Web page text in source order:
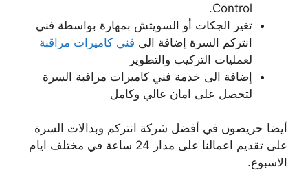
Control.
تغير الجكات أو السويتش بمهارة بواسطة فني
انتركم السرة إضافة الى فني كاميرات مراقبة
لعمليات التركيب والتطوير
إضافة الى خدمة فني كاميرات مراقبة السرة
لتحصل على امان عالي وكامل
أيضا حريصون في أفضل شركة انتركم وبدالات السرة
على تقديم اعمالنا على مدار 24 ساعة في مختلف ايام
الاسبوع.